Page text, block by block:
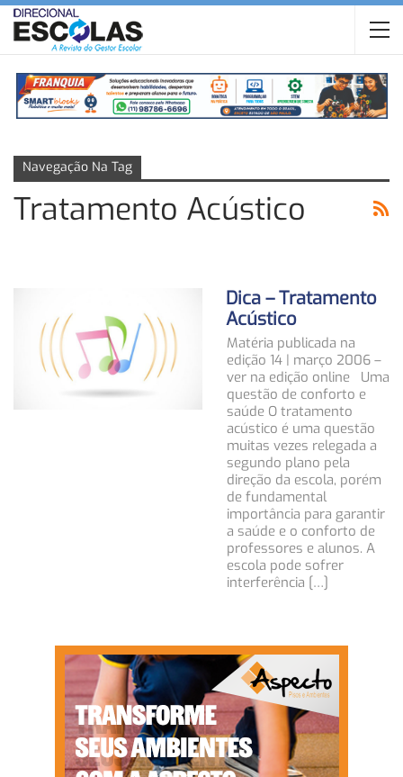
Navegação Na Tag
Tratamento Acústico
Dica – Tratamento
Acústico
Matéria publicada na
edição 14 | março 2006 –
ver na edição online Uma
questão de conforto e
saúde O tratamento
acústico é uma questão
muitas vezes relegada a
segundo plano pela
direção da escola, porém
de fundamental
importância para garantir
a saúde e o conforto de
professores e alunos. A
escola pode sofrer
interferência […]